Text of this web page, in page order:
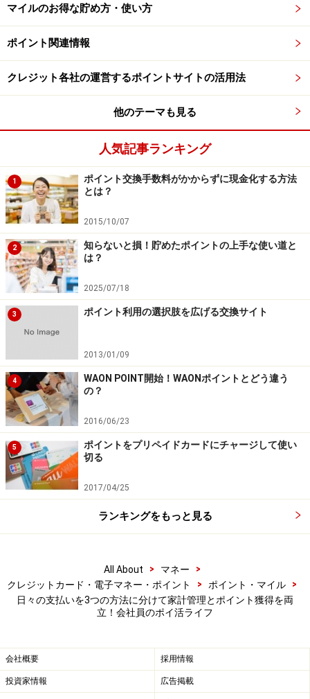
NISAに振り分けているので、「楽天市場」での買い物は
ただクレジットカードはうっかりすると使いすぎてしま
「楽天ペイ」を活用。デビットカードでの決済なら、使
った時点で銀行口座からお金が引き落とさるので手元の
お財布感覚で使うことができ、会計も明瞭です。食費や
日用品などは「楽天ペイ」を使いますが、こちらはポイ
ントで賄っているので、ほとんどお金はかかっていませ
ん。
取材・文／西尾英子
【関連記事をチェック！】
年間40万円相当の「楽天ポイント」を獲得！ 20代会社員
のポイ活ライフとは？
※記事内容は執筆時点のものです。最新の内容をご確認くださ
い。
本記事の内容は一般的な情報提供を目的としており、特定の金融
商品や投資行動を推奨するものではありません。
投資や資産運用に関する最終的なご判断はご自身の責任において
行ってください。
掲載情報の正確性・完全性については十分に配慮しております
が、その内容を保証するものではなく、これに基づく損失・損害
などについて当社は一切の責任を負いません。
最新の情報や詳細については、必ず各金融機関やサービス提供者
の公式情報をご確認ください。
※抽選で20名にAmazonギフト券1000円分プレゼント
※謝礼付きの限定アンケートやモニター企画に参加が可能に
なります
マイルのお得な貯め方・使い方
ポイント関連情報
クレジット各社の運営するポイントサイトの活用法
他のテーマも見る
人気記事ランキング
1
ポイント交換手数料がかからずに現金化する方法
とは？
2015/10/07
2
知らないと損！貯めたポイントの上手な使い道と
は？
2025/07/18
3 ポイント利用の選択肢を広げる交換サイト
2013/01/09
4
WAON POINT開始！WAONポイントとどう違う
の？
2016/06/23
5
ポイントをプリペイドカードにチャージして使い
切る
2017/04/25
ランキングをもっと見る
All About > マネー
>
クレジットカード・電子マネー・ポイント
> ポイント・マイル
>
日々の支払いを3つの方法に分けて家計管理とポイント獲得を両
立！会社員のポイ活ライフ
会社概要 採用情報
投資家情報 広告掲載